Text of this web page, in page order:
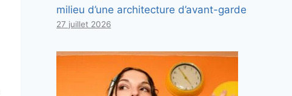
milieu d’une architecture d’avant-garde
27 juillet 2026